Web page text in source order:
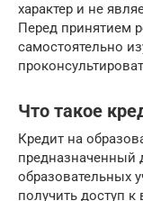
характер и не
Перед принятием
самостоятельно
Что такое
Кредит на
предназначенный
образовательных
получить доступ